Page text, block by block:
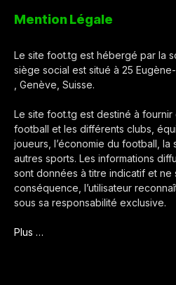
Mention Légale
Le site foot.tg est hébergé par la
siège social est situé à 25
, Genève, Suisse.
Le site foot.tg est destiné à fournir
football et les différents clubs,
joueurs, l’économie du football, la
autres sports. Les informations
sont données à titre indicatif et ne
conséquence, l’utilisateur
sous sa responsabilité exclusive.
Plus …